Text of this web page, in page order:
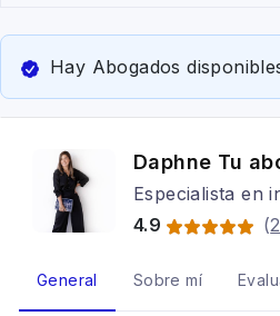
Hay Abogados
Daphne Tu
Especialista en
4.9
(
General Sobre mí